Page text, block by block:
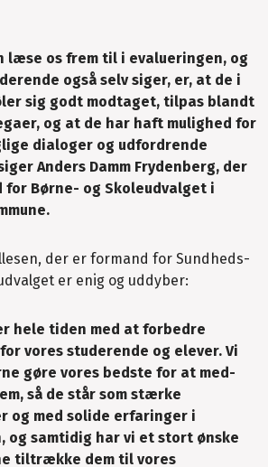
læse os frem til i evalueringen, og
også selv siger, er, at de i
sig godt modtaget, tilpas blandt
og at de har haft mulighed for
dialoger og udfordrende
Anders Damm Frydenberg, der
for Børne- og Skoleudvalget i
der er formand for Sundheds-
er enig og uddyber:
hele tiden med at forbedre
vores studerende og elever. Vi
gøre vores bedste for at med-
så de står som stærke
og med solide erfaringer i
og samtidig har vi et stort ønske
tiltrække dem til vores